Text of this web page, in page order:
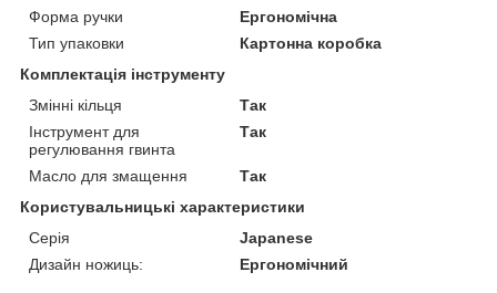
Форма ручки
Ергономічна
Тип упаковки
Картонна коробка
Комплектація інструменту
Змінні кільця
Так
Інструмент для
регулювання гвинта
Так
Масло для змащення
Так
Користувальницькі характеристики
Серія
Japanese
Дизайн ножиць:
Ергономічний